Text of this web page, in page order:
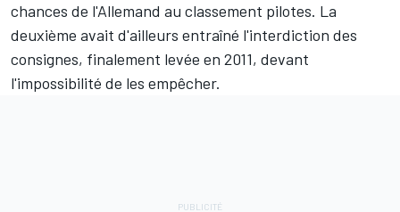
chances de l'Allemand au classement pilotes. La
deuxième avait d'ailleurs entraîné l'interdiction des
consignes, finalement levée en 2011, devant
l'impossibilité de les empêcher.